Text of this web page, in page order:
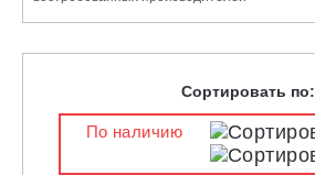
Сортировать по:
По наличию